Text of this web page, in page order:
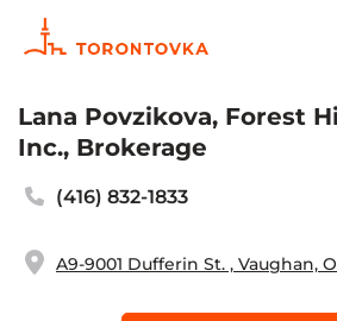
Lana Povzikova, Forest
Inc., Brokerage
(416) 832-1833
A9-9001 Dufferin St. , Vaughan,